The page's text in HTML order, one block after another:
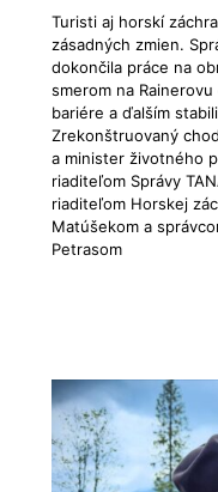
Turisti aj horskí
zásadných zmien.
dokončila práce na
smerom na
bariére a ďalším
Zrekonštruovaný
a minister životného
riaditeľom Správy
riaditeľom Horskej
Matúšekom a
Petrasom